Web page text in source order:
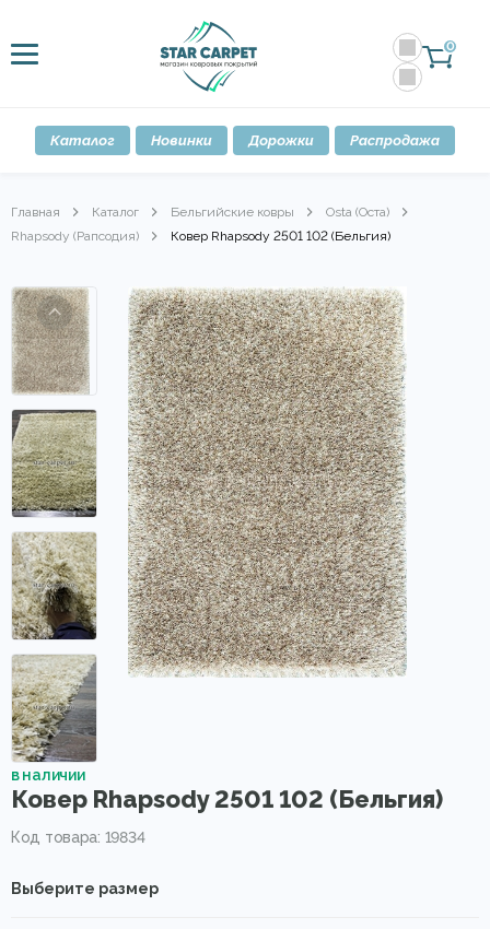
0
Каталог Новинки Дорожки Распродажа
Главная Каталог Бельгийские ковры
Osta (Оста)
Rhapsody (Рапсодия)
Ковер Rhapsody 2501 102 (Бельгия)
в наличии
Ковер Rhapsody 2501 102 (Бельгия)
Код товара: 19834
Выберите размер